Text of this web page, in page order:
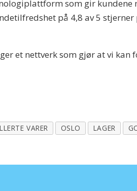
som gir kundene
på 4,8 av 5
et nettverk som gjør at vi kan
VARER OSLO LAGER